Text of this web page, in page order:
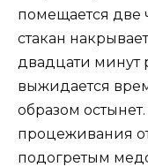
помещается
стакан
двадцати минут
выжидается
образом
процеживания
подогретым